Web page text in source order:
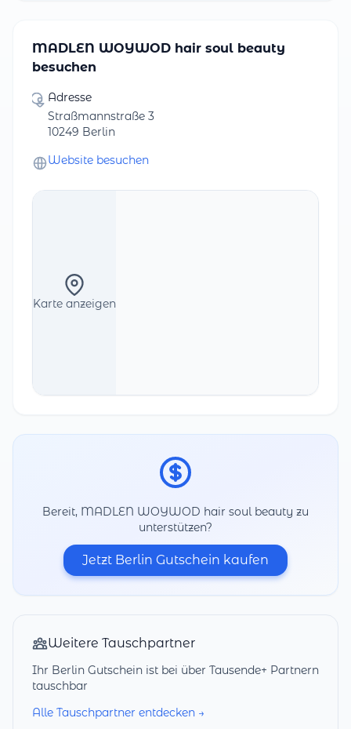
MADLEN WOYWOD hair soul beauty
besuchen
Adresse
Straßmannstraße 3
10249 Berlin
Website besuchen
Karte anzeigen
Bereit, MADLEN WOYWOD hair soul beauty zu
unterstützen?
Jetzt Berlin Gutschein kaufen
Weitere Tauschpartner
Ihr Berlin Gutschein ist bei über Tausende+ Partnern
tauschbar
Alle Tauschpartner entdecken →